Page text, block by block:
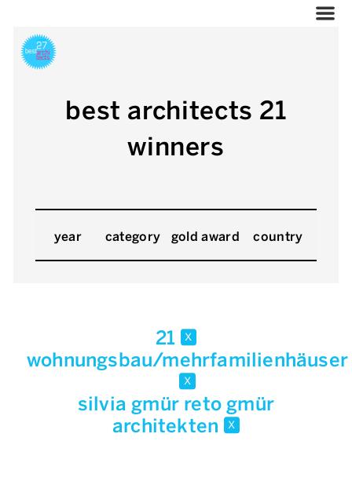
best architects 21
winners
year category gold award country
21 x
wohnungsbau/mehrfamilienhäuser
x
silvia gmür reto gmür
architekten x